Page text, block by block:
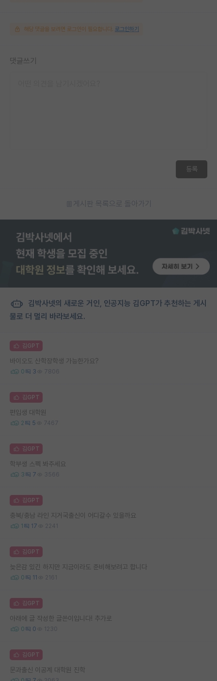
해당 댓글을 보려면 로그인이 필요합니다. 로그인하기
댓글쓰기
등록
게시판 목록으로 돌아가기
김박사넷의 새로운 거인, 인공지능 김GPT가 추천하는 게시
물로 더 멀리 바라보세요.
김GPT
바이오도 산학장학생 가능한가요?
0 3 7806
김GPT
편입생 대학원
2 5 7467
김GPT
학부생 스펙 봐주세요
3 7 3566
김GPT
충북/충남 라인 지거국출신이 어디갈수 있을까요
1 17 2241
김GPT
늦은감 있긴 하지만 지금이라도 준비해보려고 합니다
0 11 2161
김GPT
아래에 글 작성한 글쓴이입니다! 추가로
0 0 1230
김GPT
문과출신 이공계 대학원 진학